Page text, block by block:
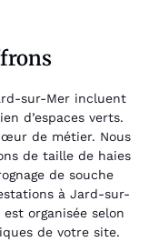
sur-Mer incluent
d’espaces verts.
de métier. Nous
de taille de haies
de souche
à Jard-sur-
organisée selon
de votre site.